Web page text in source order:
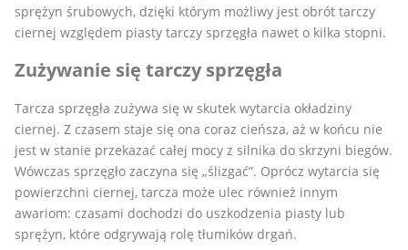
sprężyn śrubowych, dzięki którym możliwy jest obrót tarczy
ciernej względem piasty tarczy sprzęgła nawet o kilka stopni.
Zużywanie się tarczy sprzęgła
Tarcza sprzęgła zużywa się w skutek wytarcia okładziny
ciernej. Z czasem staje się ona coraz cieńsza, aż w końcu nie
jest w stanie przekazać całej mocy z silnika do skrzyni biegów.
Wówczas sprzęgło zaczyna się „ślizgać”. Oprócz wytarcia się
powierzchni ciernej, tarcza może ulec również innym
awariom: czasami dochodzi do uszkodzenia piasty lub
sprężyn, które odgrywają rolę tłumików drgań.